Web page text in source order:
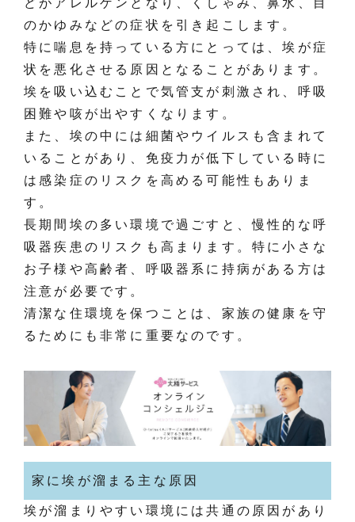
どがアレルゲンとなり、くしゃみ、鼻水、目
のかゆみなどの症状を引き起こします。
特に喘息を持っている方にとっては、埃が症
状を悪化させる原因となることがあります。
埃を吸い込むことで気管支が刺激され、呼吸
困難や咳が出やすくなります。
また、埃の中には細菌やウイルスも含まれて
いることがあり、免疫力が低下している時に
は感染症のリスクを高める可能性もありま
す。
長期間埃の多い環境で過ごすと、慢性的な呼
吸器疾患のリスクも高まります。特に小さな
お子様や高齢者、呼吸器系に持病がある方は
注意が必要です。
清潔な住環境を保つことは、家族の健康を守
るためにも非常に重要なのです。
家に埃が溜まる主な原因
埃が溜まりやすい環境には共通の原因があり